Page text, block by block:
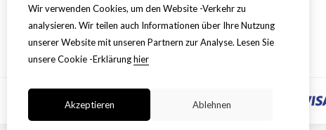
Retourneren
Wir verwenden Cookies, um den Website -Verkehr zu
analysieren. Wir teilen auch Informationen über Ihre Nutzung
unserer Website mit unseren Partnern zur Analyse. Lesen Sie
unsere Cookie -Erklärunghier
Akzeptieren Ablehnen